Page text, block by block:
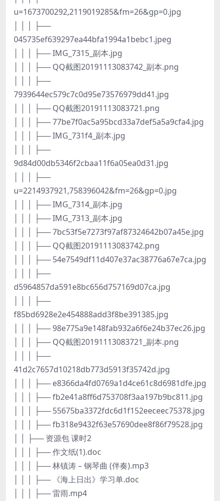
u=1673700292,2119019285&fm=26&gp=0.jpg
│ │ │ ├──
045735ef639297ea44bfa1994a1bebc1.jpeg
│ │ │ ├── IMG_7315_副本.jpg
│ │ │ ├── QQ截图20191113083742_副本.png
│ │ │ ├──
7939644ec579c7c0d95e73576979dd41.jpg
│ │ │ ├── QQ截图20191113083721.png
│ │ │ ├── 77be7f0ac5a95bcd33a7def5a5a9cfa4.jpg
│ │ │ ├── IMG_731f4_副本.jpg
│ │ │ ├──
9d84d00db5346f2cbaa11f6a05ea0d31.jpg
│ │ │ ├──
u=2214937921,758396042&fm=26&gp=0.jpg
│ │ │ ├── IMG_7314_副本.jpg
│ │ │ ├── IMG_7313_副本.jpg
│ │ │ ├── 7bc53f5e7273f97af87324642b07a45e.jpg
│ │ │ ├── QQ截图20191113083742.png
│ │ │ ├── 54e7549df11d407e37ac38776a67e7ca.jpg
│ │ │ ├──
d5964857da591e8bc656d757169d07ca.jpg
│ │ │ ├──
f85bd6928e2e454888add3f8be391385.jpg
│ │ │ ├── 98e775a9e148fab932a6f6e24b37ec26.jpg
│ │ │ ├── QQ截图20191113083721_副本.png
│ │ │ ├──
41d2c7657d10218db773d5913f35742d.jpg
│ │ │ ├── e8366da4fd0769a1d4ce61c8d6981dfe.jpg
│ │ │ ├── fb2e41a8ff6d753708f3aa197b9bc811.jpg
│ │ │ ├── 55675ba3372fdc6d1f152eeceec75378.jpg
│ │ │ ├── fb318e9432f63e57690dee8f86f79528.jpg
│ │ ├── 资源包 课时2
│ │ │ ├── 作文纸(1).doc
│ │ │ ├── 林镇涛 – 钢琴曲 (伴奏).mp3
│ │ │ ├── 《海上日出》学习单.doc
│ │ │ ├── 雷雨.mp4